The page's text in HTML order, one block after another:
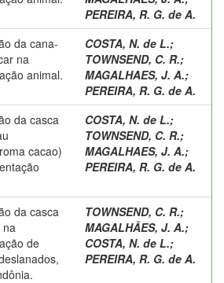
PEREIRA, R. G. de A.
da cana-
na
animal.
COSTA, N. de L.;
TOWNSEND, C. R.;
MAGALHAES, J. A.;
PEREIRA, R. G. de A.
da casca
cacao)
COSTA, N. de L.;
TOWNSEND, C. R.;
MAGALHAES, J. A.;
PEREIRA, R. G. de A.
da casca
de
TOWNSEND, C. R.;
MAGALHÃES, J. A.;
COSTA, N. de L.;
PEREIRA, R. G. de A.